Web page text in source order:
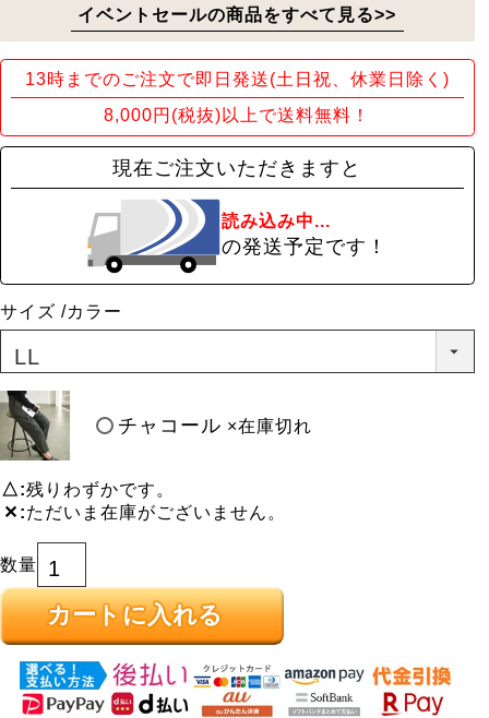
イベントセールの商品をすべて見る>>
13時までのご注文で即日発送(土日祝、休業日除く)
8,000円(税抜)以上で送料無料！
現在ご注文いただきますと
読み込み中...
の発送予定です！
サイズ カラー
チャコール ×在庫切れ
△ 残りわずかです。
✕ ただいま在庫がございません。
カートに入れる